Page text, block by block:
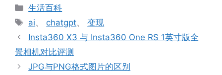
分
类
生活百科
标
签
ai、 chatgpt、变现
Insta360 X3 与 Insta360 One RS 1英寸版全
景相机对比评测
JPG与PNG格式图片的区别